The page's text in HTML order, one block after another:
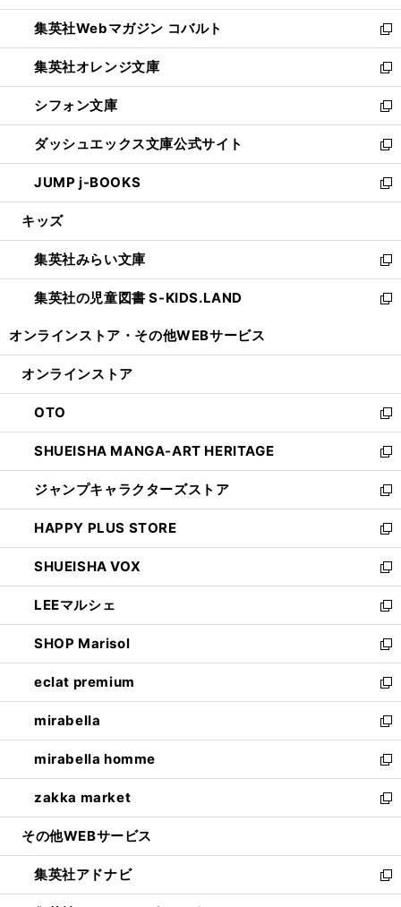
開
く
ウ
で
開
く
ン
ド
ウ
で
開
く
ウ
ィ
ン
ド
ウ
で
開
く
集英社Webマガジン コバルト
新
し
い
ウ
ィ
ン
ド
ウ
で
開
集英社オレンジ文庫
新
し
い
ウ
ィ
ン
ド
ウ
開
く
シフォン文庫
新
し
い
ウ
ィ
ン
ウ
で
開
く
ダッシュエックス文庫公式サイト
新
し
い
ウ
ン
ド
ウ
で
JUMP j-BOOKS
新
し
ウ
ィ
ン
ド
開
キッズ
集英社みらい文庫
新
し
い
ン
ウ
で
開
く
集英社の児童図書 S-KIDS.LAND
新
ウ
ン
ド
ウ
で
開
く
オンラインストア・ その他WEBサービス
オンラインストア
OTO
新
し
い
ウ
ィ
ン
ド
ウ
で
開
く
SHUEISHA MANGA-ART HERITAGE
新
し
い
ウ
ィ
ン
ド
ウ
で
開
く
ジャンプキャラクターズストア
新
し
い
ウ
ィ
ン
ド
ウ
で
開
く
HAPPY PLUS STORE
新
し
い
ウ
ィ
ン
ド
ウ
で
開
く
SHUEISHA VOX
新
し
い
ウ
ィ
ン
ド
ウ
で
開
く
LEEマルシェ
新
し
い
ウ
ィ
ン
ド
ウ
で
開
く
SHOP Marisol
新
し
い
ウ
ィ
ン
ド
ウ
で
開
eclat premium
新
し
い
ウ
ィ
ン
ド
ウ
開
く
mirabella
新
し
い
ウ
ィ
ン
ウ
で
開
mirabella homme
新
し
い
ウ
ン
ド
ウ
zakka market
新
し
ウ
ィ
ン
その他WEBサービス
集英社アドナビ
新
し